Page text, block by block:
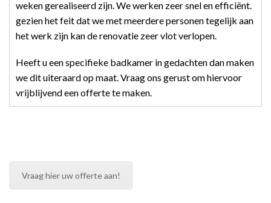
weken gerealiseerd zijn. We werken zeer snel en efficiënt.
gezien het feit dat we met meerdere personen tegelijk aan
het werk zijn kan de renovatie zeer vlot verlopen.
Heeft u een specifieke badkamer in gedachten dan maken
we dit uiteraard op maat. Vraag ons gerust om hiervoor
vrijblijvend een offerte te maken.
Vraag hier uw offerte aan!